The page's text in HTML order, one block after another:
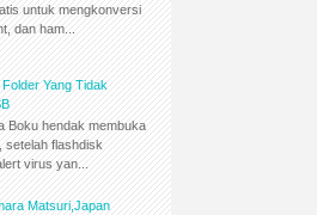
untuk mengkonversi
dan ham...
Yang Tidak
Boku hendak membuka
setelah flashdisk
virus yan...
Matsuri,Japan